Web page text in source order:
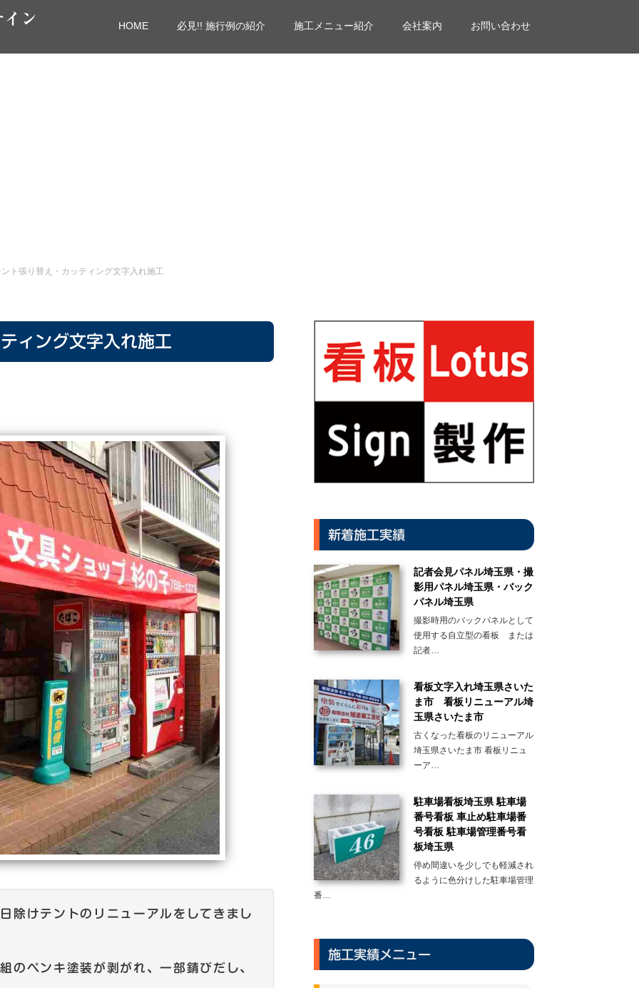
ン HOME 必見!! 施行例の紹介 施工メニュー紹介 会社案内 お問い合わせ
ト張り替え・カッティング文字入れ施工
ィング文字入れ施工
除けテントのリニューアルをしてきまし
のペンキ塗装が剥がれ、一部錆びだし、
新着施工実績
記者会見パネル埼玉県・撮
影用パネル埼玉県・バック
パネル埼玉県
撮影時用のバックパネルとして
使用する自立型の看板 または
記者…
看板文字入れ埼玉県さいた
ま市 看板リニューアル埼
玉県さいたま市
古くなった看板のリニューアル
埼玉県さいたま市 看板リニュ
ーア…
駐車場看板埼玉県 駐車場
番号看板 車止め駐車場番
号看板 駐車場管理番号看
板埼玉県
停め間違いを少しでも軽減され
るように色分けした駐車場管理
番…
施工実績メニュー